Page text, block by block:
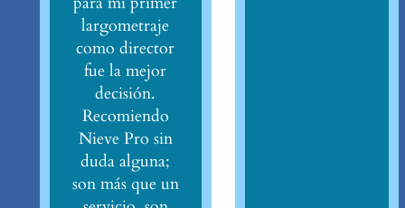
largometraje
como director
fue la mejor
decisión.
Recomiendo
Nieve Pro sin
duda alguna;
son más que un